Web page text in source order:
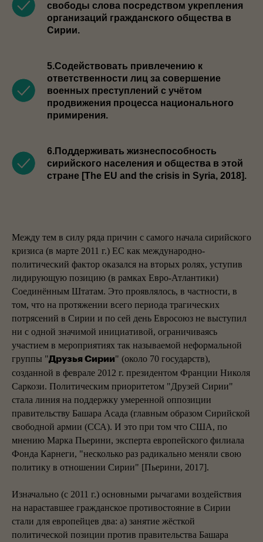
свободы слова посредством укрепления
организаций гражданского общества в
Сирии.
5.Содействовать привлечению к
ответственности лиц за совершение
военных преступлений с учётом
продвижения процесса национального
примирения.
6.Поддерживать жизнеспособность
сирийского населения и общества в этой
стране [The EU and the crisis in Syria, 2018].
Между тем в силу ряда причин с самого начала сирийского
кризиса (в марте 2011 г.) ЕС как международно-
политический фактор оказался на вторых ролях, уступив
лидирующую позицию (в рамках Евро-Атлантики)
Соединённым Штатам. Это проявлялось, в частности, в
том, что на протяжении всего периода трагических
потрясений в Сирии и по сей день Евросоюз не выступил
ни с одной значимой инициативой, ограничиваясь
участием в мероприятиях так называемой неформальной
группы "Друзья Сирии" (около 70 государств),
созданной в феврале 2012 г. президентом Франции Николя
Саркози. Политическим приоритетом "Друзей Сирии"
стала линия на поддержку умеренной оппозиции
правительству Башара Асада (главным образом Сирийской
свободной армии (ССА). И это при том что США, по
мнению Марка Пьерини, эксперта европейского филиала
Фонда Карнеги, "несколько раз радикально меняли свою
политику в отношении Сирии" [Пьерини, 2017].
Изначально (с 2011 г.) основными рычагами воздействия
на нараставшее гражданское противостояние в Сирии
стали для европейцев два: а) занятие жёсткой
политической позиции против правительства Башара